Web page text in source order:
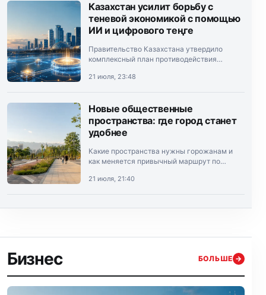
Казахстан усилит борьбу с
теневой экономикой с помощью
ИИ и цифрового теңге
Правительство Казахстана утвердило
комплексный план противодействия
Документ подписал премьер-министр
21 июля, 23:48
Новые общественные
пространства: где город станет
удобнее
Какие пространства нужны горожанам и
как меняется привычный маршрут по
21 июля, 21:40
Бизнес БОЛЬШЕ →